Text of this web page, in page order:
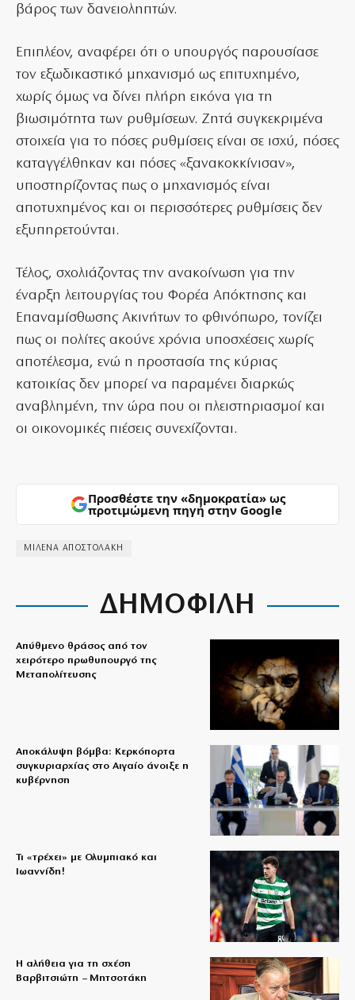
βάρος των δανειοληπτών.
Επιπλέον, αναφέρει ότι ο υπουργός παρουσίασε
τον εξωδικαστικό μηχανισμό ως επιτυχημένο,
χωρίς όμως να δίνει πλήρη εικόνα για τη
βιωσιμότητα των ρυθμίσεων. Ζητά συγκεκριμένα
στοιχεία για το πόσες ρυθμίσεις είναι σε ισχύ, πόσες
καταγγέλθηκαν και πόσες «ξανακοκκίνισαν»,
υποστηρίζοντας πως ο μηχανισμός είναι
αποτυχημένος και οι περισσότερες ρυθμίσεις δεν
εξυπηρετούνται.
Τέλος, σχολιάζοντας την ανακοίνωση για την
έναρξη λειτουργίας του Φορέα Απόκτησης και
Επαναμίσθωσης Ακινήτων το φθινόπωρο, τονίζει
πως οι πολίτες ακούνε χρόνια υποσχέσεις χωρίς
αποτέλεσμα, ενώ η προστασία της κύριας
κατοικίας δεν μπορεί να παραμένει διαρκώς
αναβλημένη, την ώρα που οι πλειστηριασμοί και
οι οικονομικές πιέσεις συνεχίζονται.
Προσθέστε την «δημοκρατία» ως
προτιμώμενη πηγή στην Google
ΜΙΛΕΝΑ ΑΠΟΣΤΟΛΑΚΗ
ΔΗΜΟΦΙΛΗ
Απύθμενο θράσος από τον
χειρότερο πρωθυπουργό της
Μεταπολίτευσης
Αποκάλυψη βόμβα: Κερκόπορτα
συγκυριαρχίας στο Αιγαίο άνοιξε η
κυβέρνηση
Τι «τρέχει» με Ολυμπιακό και
Ιωαννίδη!
Η αλήθεια για τη σχέση
Βαρβιτσιώτη – Μητσοτάκη